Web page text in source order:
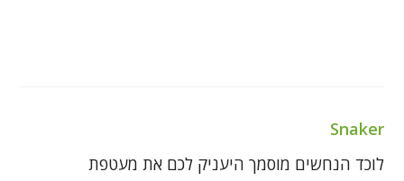
Snaker
לוכד הנחשים מוסמך היעניק לכם את מעטפת